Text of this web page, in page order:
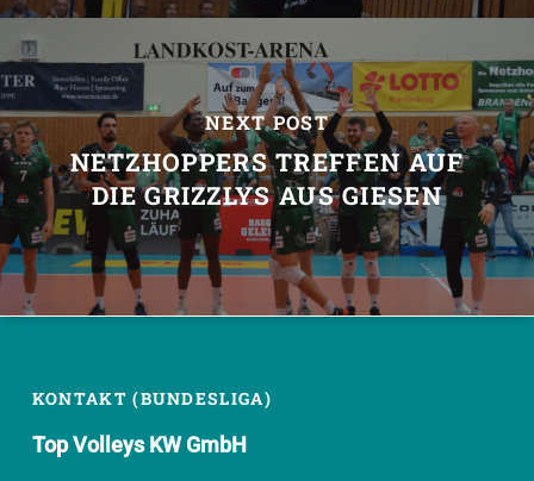
NEXT POST
NETZHOPPERS TREFFEN AUF
DIE GRIZZLYS AUS GIESEN
KONTAKT (BUNDESLIGA)
Top Volleys KW GmbH